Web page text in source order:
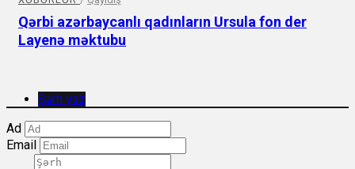
Qərbi azərbaycanlı qadınların Ursula fon der
Layenə məktubu
Şərh yaz
Ad
Email